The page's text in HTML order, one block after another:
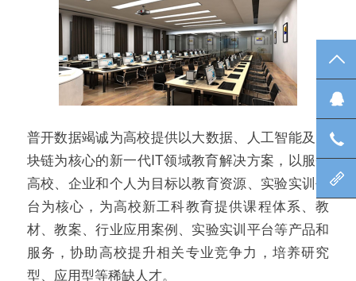
普开数据竭诚为高校提供以大数据、人工智能及区
块链为核心的新一代IT领域教育解决方案，以服务
高校、企业和个人为目标以教育资源、实验实训平
台为核心，为高校新工科教育提供课程体系、教
材、教案、行业应用案例、实验实训平台等产品和
服务，协助高校提升相关专业竞争力，培养研究
型、应用型等稀缺人才。
在
咨
北